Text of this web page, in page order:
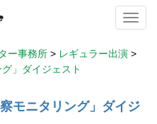
ー事務所 > レギュラー出演 >
」ダイジェスト
モニタリング」ダイジ